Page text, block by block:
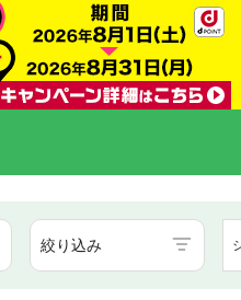
絞り込み